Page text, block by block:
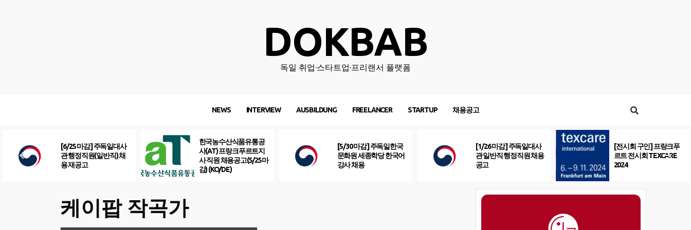
DOKBAB
독일 취업·스타트업·프리랜서 플랫폼
NEWS INTERVIEW AUSBILDUNG FREELANCER STARTUP 채용공고
[6/25 마감] 주독일대사
관 행정직원(일반직) 채
용 재공고
한국농수산식품유통공
사(AT) 프랑크푸르트지
사 직원 채용공고(5/25마
감) (KO/DE)
[5/30 마감] 주독일한국
문화원 세종학당 한국어
강사 채용
[1/26 마감] 주독일대사
관 일반직 행정직원 채용
공고
[전시회 구인] 프랑크푸
르트 전시회 TEXCARE
2024
케이팝 작곡가